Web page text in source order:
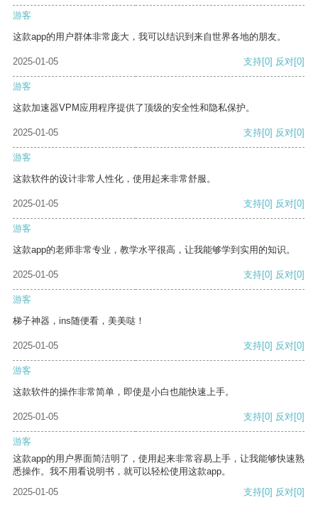
游客
这款app的用户群体非常庞大，我可以结识到来自世界各地的朋友。
2025-01-05 支持[0] 反对[0]
游客
这款加速器VPM应用程序提供了顶级的安全性和隐私保护。
2025-01-05 支持[0] 反对[0]
游客
这款软件的设计非常人性化，使用起来非常舒服。
2025-01-05 支持[0] 反对[0]
游客
这款app的老师非常专业，教学水平很高，让我能够学到实用的知识。
2025-01-05 支持[0] 反对[0]
游客
梯子神器，ins随便看，美美哒！
2025-01-05 支持[0] 反对[0]
游客
这款软件的操作非常简单，即使是小白也能快速上手。
2025-01-05 支持[0] 反对[0]
游客
这款app的用户界面简洁明了，使用起来非常容易上手，让我能够快速熟
悉操作。我不用看说明书，就可以轻松使用这款app。
2025-01-05
支持[0] 反对[0]